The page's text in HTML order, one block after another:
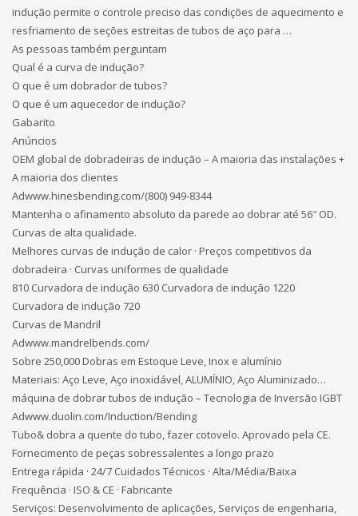
indução permite o controle preciso das condições de aquecimento e
resfriamento de seções estreitas de tubos de aço para …
As pessoas também perguntam
Qual é a curva de indução?
O que é um dobrador de tubos?
O que é um aquecedor de indução?
Gabarito
Anúncios
OEM global de dobradeiras de indução – A maioria das instalações +
A maioria dos clientes
Adwww.hinesbending.com/‎(800) 949-8344
Mantenha o afinamento absoluto da parede ao dobrar até 56″ OD.
Curvas de alta qualidade.
Melhores curvas de indução de calor · Preços competitivos da
dobradeira · Curvas uniformes de qualidade
810 Curvadora de indução 630 Curvadora de indução 1220
Curvadora de indução 720
Curvas de Mandril
Adwww.mandrelbends.com/‎
Sobre 250,000 Dobras em Estoque Leve, Inox e alumínio
Materiais: Aço Leve, Aço inoxidável, ALUMÍNIO, Aço Aluminizado…
máquina de dobrar tubos de indução – Tecnologia de Inversão IGBT‎
Adwww.duolin.com/Induction/Bending‎
Tubo& dobra a quente do tubo, fazer cotovelo. Aprovado pela CE.
Fornecimento de peças sobressalentes a longo prazo
Entrega rápida · 24/7 Cuidados Técnicos · Alta/Média/Baixa
Frequência · ISO & CE · Fabricante
Serviços: Desenvolvimento de aplicações, Serviços de engenharia,